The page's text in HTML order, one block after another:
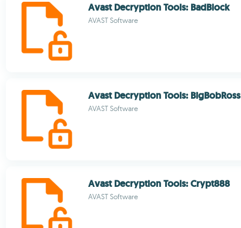
Avast Decryption Tools: BadBlock
AVAST Software
Avast Decryption Tools: BigBobRoss
AVAST Software
Avast Decryption Tools: Crypt888
AVAST Software